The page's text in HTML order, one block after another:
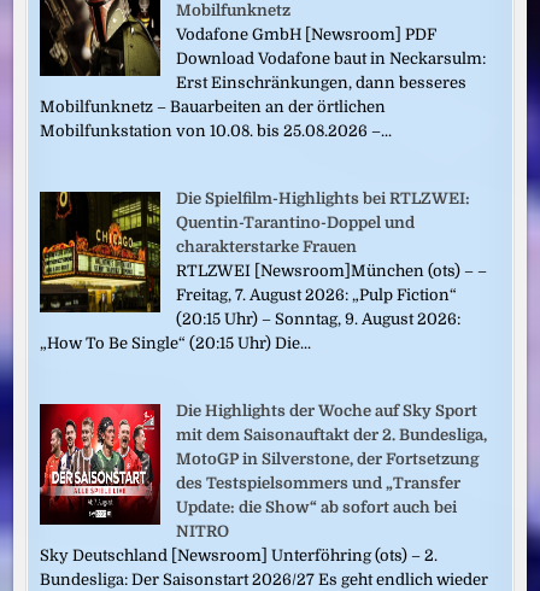
Mobilfunknetz
Vodafone GmbH [Newsroom] PDF
Download Vodafone baut in Neckarsulm:
Erst Einschränkungen, dann besseres
Mobilfunknetz – Bauarbeiten an der örtlichen
Mobilfunkstation von 10.08. bis 25.08.2026 –...
Die Spielfilm-Highlights bei RTLZWEI:
Quentin-Tarantino-Doppel und
charakterstarke Frauen
RTLZWEI [Newsroom]München (ots) – –
Freitag, 7. August 2026: „Pulp Fiction“
(20:15 Uhr) – Sonntag, 9. August 2026:
„How To Be Single“ (20:15 Uhr) Die...
Die Highlights der Woche auf Sky Sport
mit dem Saisonauftakt der 2. Bundesliga,
MotoGP in Silverstone, der Fortsetzung
des Testspielsommers und „Transfer
Update: die Show“ ab sofort auch bei
NITRO
Sky Deutschland [Newsroom] Unterföhring (ots) – 2.
Bundesliga: Der Saisonstart 2026/27 Es geht endlich wieder